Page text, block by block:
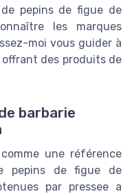
pepins de figue de
les marques
moi vous guider à
offrant des produits de
barbarie
une référence
pepins de figue de
par pressee a